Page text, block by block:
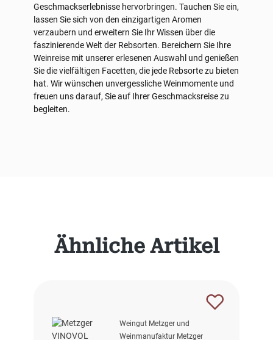
Produktgalerie überspringen
Ähnliche Artikel
Weingut Metzger und
Weinmanufaktur Metzger
Geschmackserlebnisse hervorbringen. Tauchen Sie ein,
lassen Sie sich von den einzigartigen Aromen
verzaubern und erweitern Sie Ihr Wissen über die
faszinierende Welt der Rebsorten. Bereichern Sie Ihre
Weinreise mit unserer erlesenen Auswahl und genießen
Sie die vielfältigen Facetten, die jede Rebsorte zu bieten
hat. Wir wünschen unvergessliche Weinmomente und
freuen uns darauf, Sie auf Ihrer Geschmacksreise zu
begleiten.